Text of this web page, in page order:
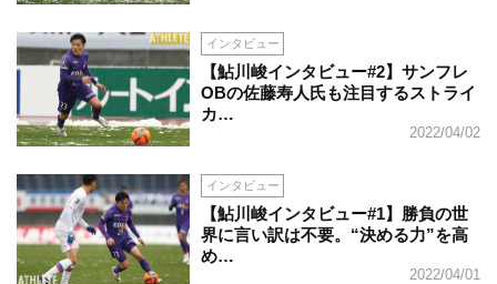
インタビュー
【鮎川峻インタビュー#2】サンフレ
OBの佐藤寿人氏も注目するストライ
カ…
2022/04/02
インタビュー
【鮎川峻インタビュー#1】勝負の世
界に言い訳は不要。“決める力”を高
め…
2022/04/01